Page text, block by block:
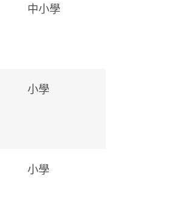
中小學
小學
小學